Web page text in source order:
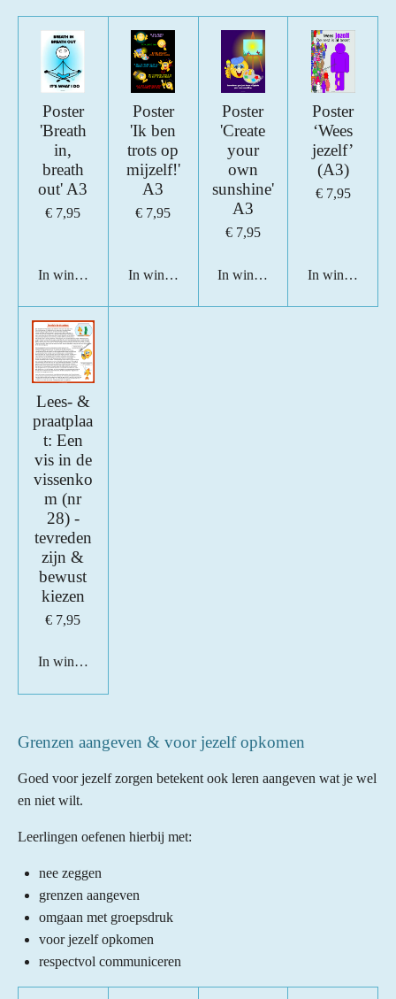
Poster
'Breath
in,
breath
out' A3
€ 7,95
In winkelwagen
Poster
'Ik ben
trots op
mijzelf!'
A3
€ 7,95
In winkelwagen
Poster
'Create
your
own
sunshine'
A3
€ 7,95
In winkelwagen
Poster
‘Wees
jezelf’
(A3)
€ 7,95
In
Lees- &
praatplaa
t: Een
vis in de
vissenko
m (nr
28) -
tevreden
zijn &
bewust
kiezen
€ 7,95
In winkelwagen
Grenzen aangeven & voor jezelf opkomen
Goed voor jezelf zorgen betekent ook leren aangeven wat je wel
en niet wilt.
Leerlingen oefenen hierbij met:
nee zeggen
grenzen aangeven
omgaan met groepsdruk
voor jezelf opkomen
respectvol communiceren